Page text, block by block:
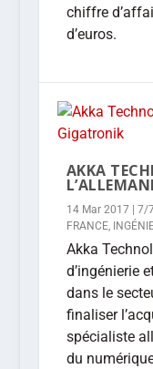
chiffre
d’euros.
AKKA
14 Mar 2017| 7/
FRANCE,
Akka
d’ingénierie
dans le
finaliser
spécialiste
du